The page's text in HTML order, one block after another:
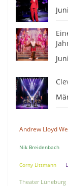
Andrew Lloyd
Nik Breidenbach
Corny Littmann
Theater Lüneburg